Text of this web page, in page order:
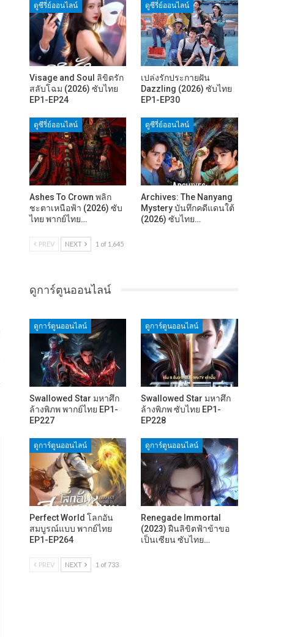
ดูซีรี่ย์ออนไลน์
Visage and Soul ลิขิตรัก
สลับโฉม (2026) ซับไทย
EP1-EP24
ดูซีรี่ย์ออนไลน์
เปล่งรักประกายฝัน
Dazzling (2026) ซับไทย
EP1-EP30
ดูซีรี่ย์ออนไลน์
Ashes To Crown พลิก
ชะตาเหนือฟ้า (2026) ซับ
ไทย พากย์ไทย…
ดูซีรี่ย์ออนไลน์
Archives: The Nanyang
Mystery บันทึกคดีแดนใต้
(2026) ซับไทย…
PREV NEXT 1 of 1,645
ดูการ์ตูนออนไลน์
ดูการ์ตูนออนไลน์
Swallowed Star มหาศึก
ล้างพิภพ พากย์ไทย EP1-
EP227
ดูการ์ตูนออนไลน์
Swallowed Star มหาศึก
ล้างพิภพ ซับไทย EP1-
EP228
ดูการ์ตูนออนไลน์
Perfect World โลกอัน
สมบูรณ์แบบ พากย์ไทย
EP1-EP264
ดูการ์ตูนออนไลน์
Renegade Immortal
(2023) ฝืนลิขิตฟ้าข้าขอ
เป็นเซียน ซับไทย…
PREV NEXT 1 of 733